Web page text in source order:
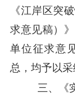
《江岸区突
求意见稿）
单位征求意
总，均予以采
三、《